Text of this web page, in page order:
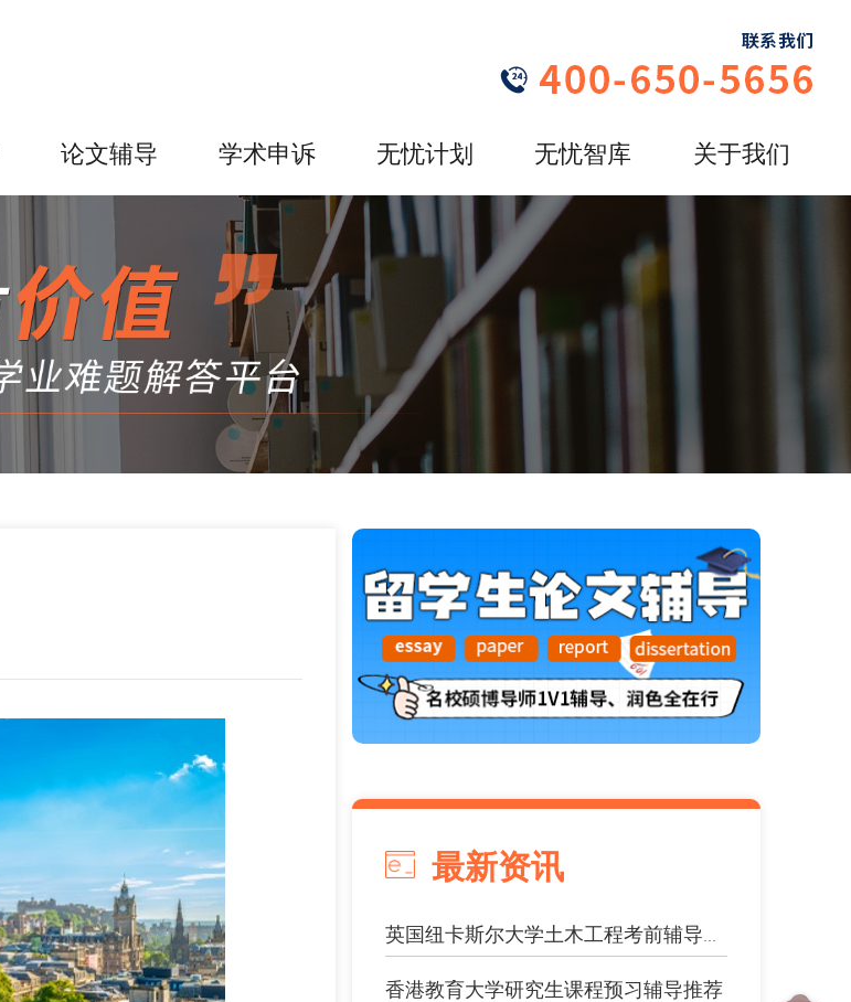
论文辅导 学术申诉 无忧计划 无忧智库 关于我们
最新资讯
英国纽卡斯尔大学土木工程考前辅导哪家...
香港教育大学研究生课程预习辅导推荐